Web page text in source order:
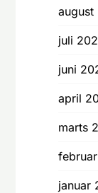
august
juli
juni
april
marts
januar